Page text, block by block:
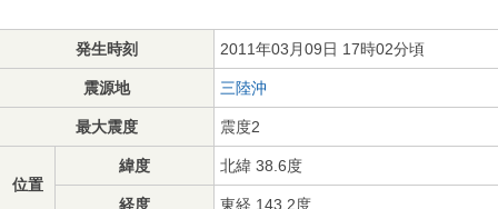
発生時刻 2011年03月09日 17時02分頃
震源地 三陸沖
最大震度 震度2
位置
緯度 北緯 38.6度
経度 東経 143.2度